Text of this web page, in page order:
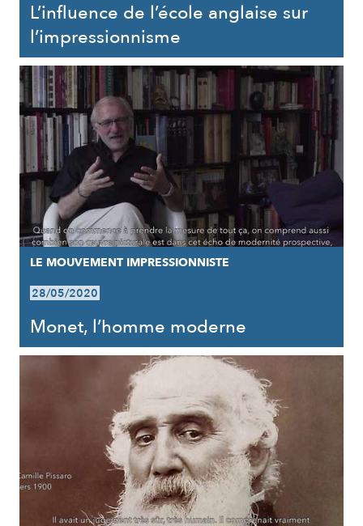
L’influence de l’école anglaise sur
l’impressionnisme
LE MOUVEMENT IMPRESSIONNISTE
28/05/2020
Monet, l’homme moderne